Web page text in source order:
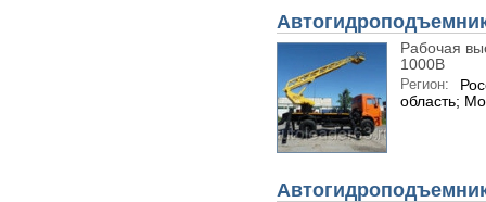
Рабочая
1000В
Регион:
область;